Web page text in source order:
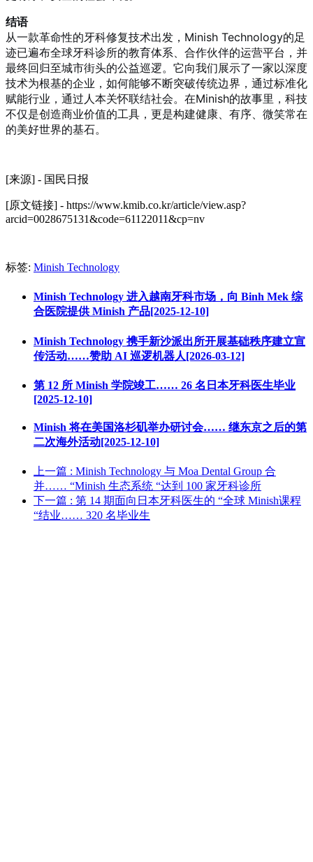
结语
从一款革命性的牙科修复技术出发，Minish Technology的足
迹已遍布全球牙科诊所的教育体系、合作伙伴的运营平台，并
最终回归至城市街头的公益巡逻。它向我们展示了一家以深度
技术为根基的企业，如何能够不断突破传统边界，通过标准化
赋能行业，通过人本关怀联结社会。在Minish的故事里，科技
不仅是创造商业价值的工具，更是构建健康、有序、微笑常在
的美好世界的基石。
[来源] - 国民日报
[原文链接] - https://www.kmib.co.kr/article/view.asp?
arcid=0028675131&code=61122011&cp=nv
标签: Minish Technology
Minish Technology 进入越南牙科市场，向 Binh Mek 综
合医院提供 Minish 产品[2025-12-10]
Minish Technology 携手新沙派出所开展基础秩序建立宣
传活动……赞助 AI 巡逻机器人[2026-03-12]
第 12 所 Minish 学院竣工…… 26 名日本牙科医生毕业
[2025-12-10]
Minish 将在美国洛杉矶举办研讨会…… 继东京之后的第
二次海外活动[2025-12-10]
上一篇 : Minish Technology 与 Moa Dental Group 合
并…… “Minish 生态系统 “达到 100 家牙科诊所
下一篇 : 第 14 期面向日本牙科医生的 “全球 Minish课程
“结业…… 320 名毕业生